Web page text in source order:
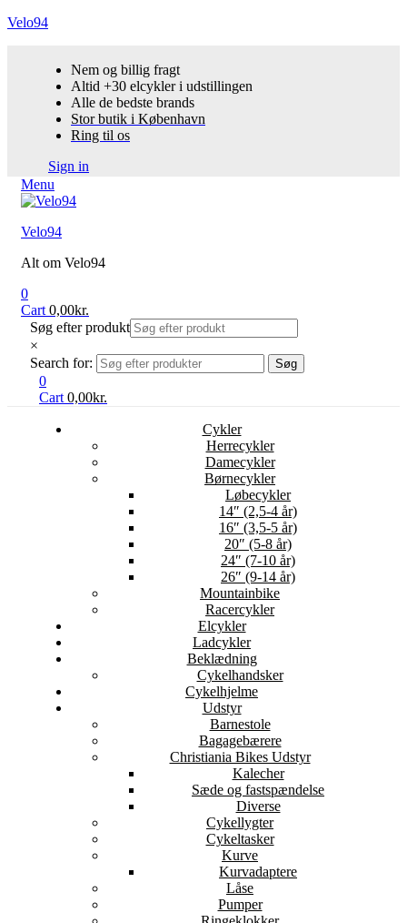
Velo94
Nem og billig fragt
Altid +30 elcykler i udstillingen
Alle de bedste brands
Stor butik i København
Ring til os
Sign in
Menu
Velo94
Alt om Velo94
0
Cart 0,00kr.
Søg efter produkt
×
Search for:
Søg
0
Cart 0,00kr.
Cykler
Herrecykler
Damecykler
Børnecykler
Løbecykler
14″ (2,5-4 år)
16″ (3,5-5 år)
20″ (5-8 år)
24″ (7-10 år)
26″ (9-14 år)
Mountainbike
Racercykler
Elcykler
Ladcykler
Beklædning
Cykelhandsker
Cykelhjelme
Udstyr
Barnestole
Bagagebærere
Christiania Bikes Udstyr
Kalecher
Sæde og fastspændelse
Diverse
Cykellygter
Cykeltasker
Kurve
Kurvadaptere
Låse
Pumper